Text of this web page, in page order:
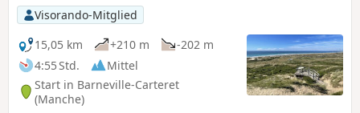
Visorando-Mitglied
15,05 km
+210 m
-202 m
4:55 Std.
Mittel
Start in Barneville-Carteret
(Manche)